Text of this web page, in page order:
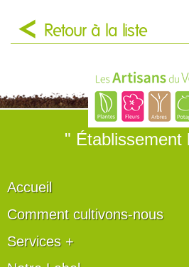
Retour à la liste
" Établissement
Accueil
Comment cultivons-nous
Services +